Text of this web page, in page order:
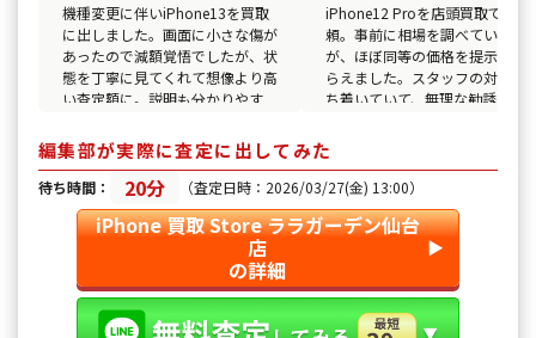
機種変更に伴いiPhone13を買取
に出しました。画面に小さな傷が
あったので減額覚悟でしたが、状
態を丁寧に見てくれて想像より高
い査定額に。説明も分かりやす
ました。待ち時間も短く、初めて
の買取でも安心して利用できまし
た。
iPhone12 Proを店頭買取で依
頼。事前に相場を調べていまし
が、ほぼ同等の価格を提示して
らえました。スタッフの対応が
ち着いていて、無理な勧誘もな
す。
編集部が実際に査定に出してみた
待ち時間： 20分 （査定日時：2026/03/27(金) 13:00）
iPhone 買取 Store ララガーデン仙台
店
の詳細
▶︎